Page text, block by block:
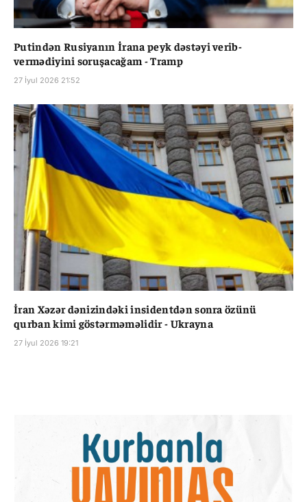
Putindən Rusiyanın İrana peyk dəstəyi verib-
vermədiyini soruşacağam - Tramp
27 İyul 2026 21:52
İran Xəzər dənizindəki insidentdən sonra özünü
qurban kimi göstərməməlidir - Ukrayna
27 İyul 2026 19:21